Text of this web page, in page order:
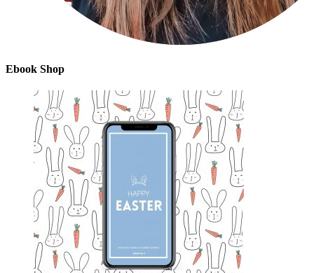
Ebook Shop